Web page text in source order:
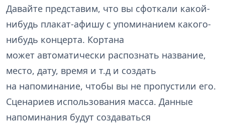
Давайте представим, что вы сфоткали какой-
нибудь плакат-афишу с упоминанием какого-
нибудь концерта. Кортана
может автоматически распознать название,
место, дату, время и т.д и создать
на напоминание, чтобы вы не пропустили его.
Сценариев использования масса. Данные
напоминания будут создаваться